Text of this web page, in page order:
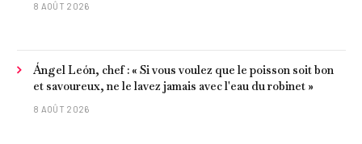
8 AOÛT 2026
Ángel León, chef : « Si vous voulez que le poisson soit bon
et savoureux, ne le lavez jamais avec l'eau du robinet »
8 AOÛT 2026